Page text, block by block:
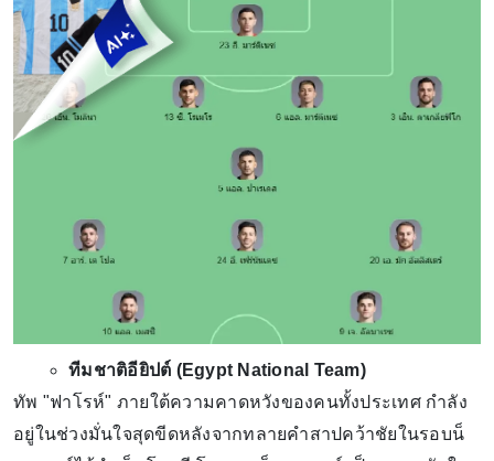
ทีมชาติอียิปต์ (Egypt National Team)
ทัพ "ฟาโรห์" ภายใต้ความคาดหวังของคนทั้งประเทศ กำลัง
อยู่ในช่วงมั่นใจสุดขีดหลังจากทลายคำสาปคว้าชัยในรอบน็